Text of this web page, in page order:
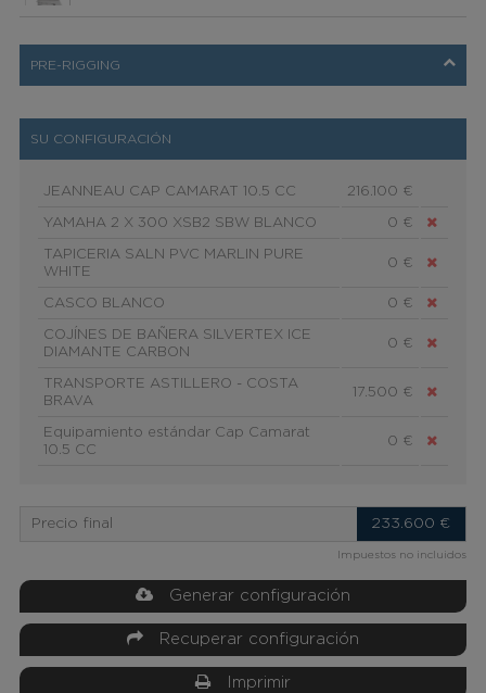
PRE-RIGGING
SU CONFIGURACIÓN
JEANNEAU CAP CAMARAT 10.5 CC 216.100 €
YAMAHA 2 X 300 XSB2 SBW BLANCO 0 €
TAPICERIA SALN PVC MARLIN PURE
WHITE
0 €
CASCO BLANCO 0 €
COJÍNES DE BAÑERA SILVERTEX ICE
DIAMANTE CARBON
0 €
TRANSPORTE ASTILLERO - COSTA
BRAVA
17.500 €
Equipamiento estándar Cap Camarat
10.5 CC
0 €
Precio final 233.600 €
Impuestos no incluidos
Generar configuración
Recuperar configuración
Imprimir